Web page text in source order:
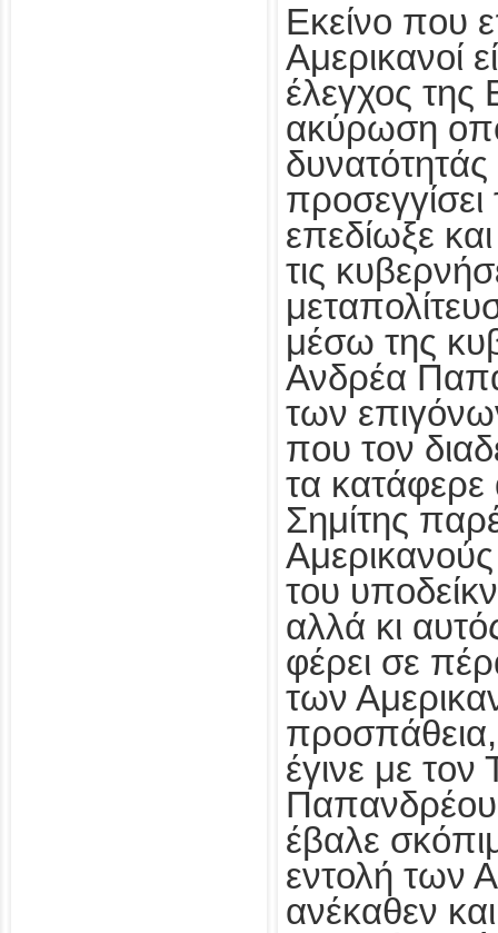
Εκείνο που
Αμερικανοί
έλεγχος της
ακύρωση
δυνατότητάς
επεδίωξε
τις
μέσω της
Ανδρέα
των
που τον
τα
Σημίτης
του
αλλά κι
φέρει σε
των
έγινε με τον
έβαλε
εντολή των
ανέκαθεν